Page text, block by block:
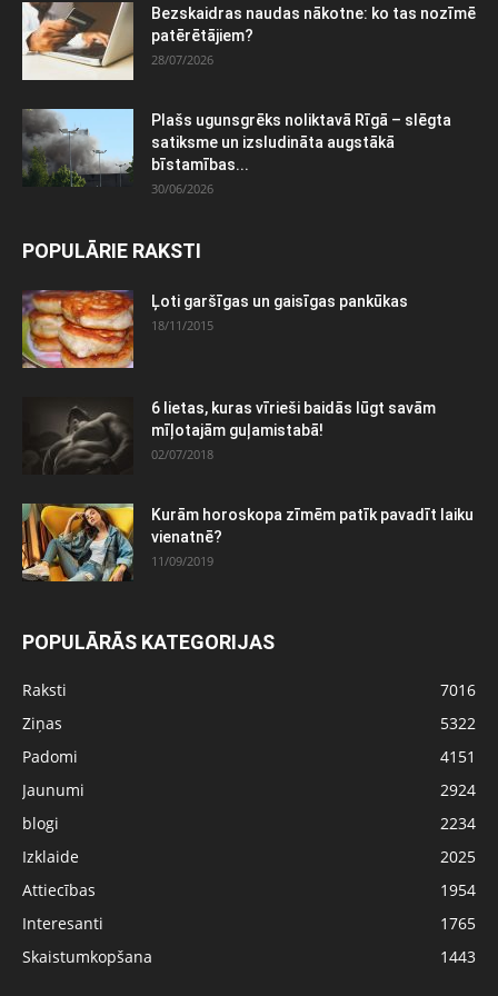
Bezskaidras naudas nākotne: ko tas nozīmē
patērētājiem?
28/07/2026
Plašs ugunsgrēks noliktavā Rīgā – slēgta
satiksme un izsludināta augstākā
bīstamības...
30/06/2026
POPULĀRIE RAKSTI
Ļoti garšīgas un gaisīgas pankūkas
18/11/2015
6 lietas, kuras vīrieši baidās lūgt savām
mīļotajām guļamistabā!
02/07/2018
Kurām horoskopa zīmēm patīk pavadīt laiku
vienatnē?
11/09/2019
POPULĀRĀS KATEGORIJAS
Raksti
7016
Ziņas
5322
Padomi
4151
Jaunumi
2924
blogi
2234
Izklaide
2025
Attiecības
1954
Interesanti
1765
Skaistumkopšana
1443